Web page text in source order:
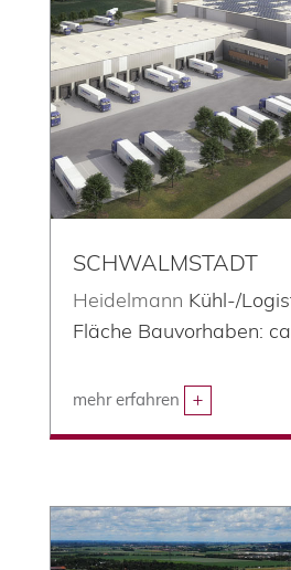
SCHWALMSTADT
Heidelmann Kühl-/
Fläche Bauvorhaben:
mehr erfahren